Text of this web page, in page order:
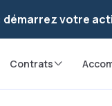
a été
démarrez votre
Contrats